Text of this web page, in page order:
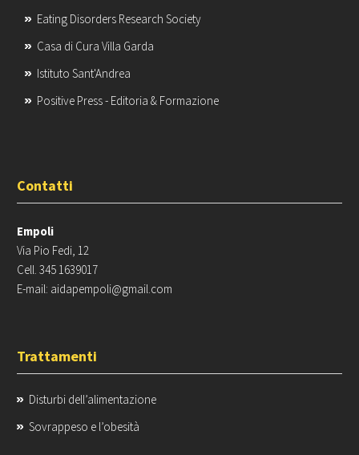
Eating Disorders Research Society
Casa di Cura Villa Garda
Istituto Sant'Andrea
Positive Press - Editoria & Formazione
Contatti
Empoli
Via Pio Fedi, 12
Cell. 345 1639017
E-mail: aidapempoli@gmail.com
Trattamenti
Disturbi dell’alimentazione
Sovrappeso e l’obesità